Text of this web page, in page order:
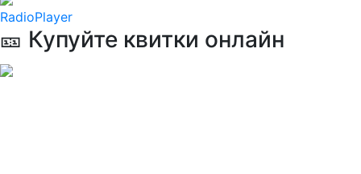
RadioPlayer
🎫 Купуйте квитки онлайн